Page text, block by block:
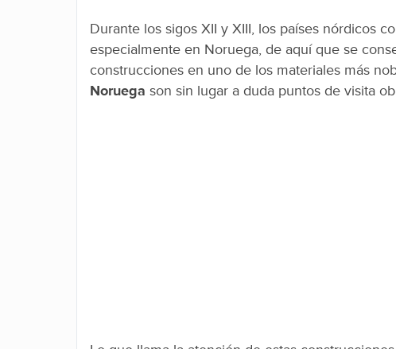
Durante los sigos XII y XIII, los países nórdicos
especialmente en Noruega, de aquí que se
construcciones en uno de los materiales más
Noruega son sin lugar a duda puntos de visita